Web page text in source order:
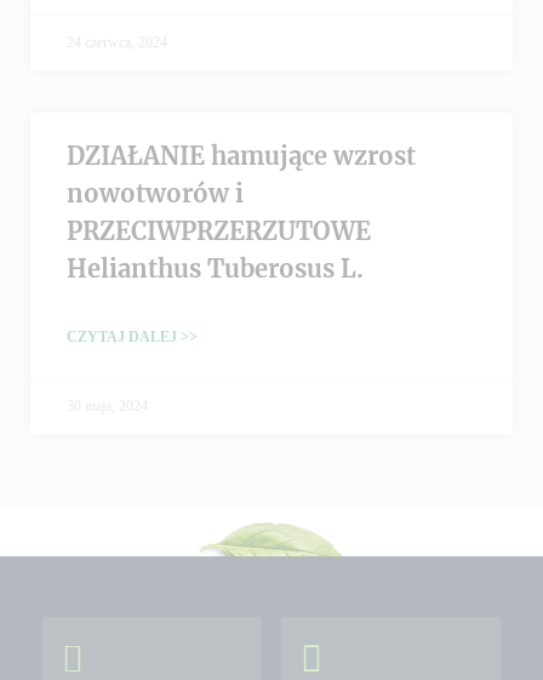
24 czerwca, 2024
DZIAŁANIE hamujące wzrost
nowotworów i
PRZECIWPRZERZUTOWE
Helianthus Tuberosus L.
CZYTAJ DALEJ >>
30 maja, 2024